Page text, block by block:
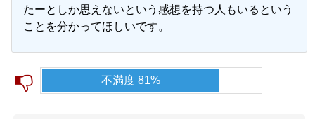
たーとしか思えないという感想を持つ人もいるという
ことを分かってほしいです。
不満度 81%